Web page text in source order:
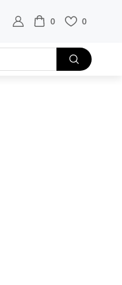
0 0